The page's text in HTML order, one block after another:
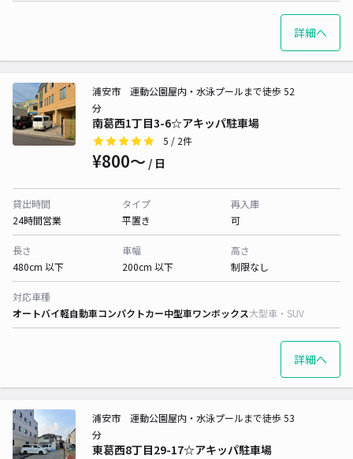
詳細へ
南葛西1丁目3-6☆アキッパ駐車場
浦安市 運動公園屋内・水泳プールまで徒歩 52
分
5 / 2件
¥800〜 / 日
貸出時間
24時間営業
タイプ
平置き
再入庫
可
長さ
480cm 以下
車幅
200cm 以下
高さ
制限なし
対応車種
オートバイ軽自動車コンパクトカー中型車ワンボックス大型車・SUV
詳細へ
東葛西8丁目29-17☆アキッパ駐車場
浦安市 運動公園屋内・水泳プールまで徒歩 53
分